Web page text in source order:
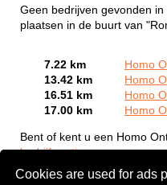
Cookies are used for ads
Geen bedrijven gevonden
plaatsen in de buurt van
7.22 km
Homo
13.42 km
Homo
16.51 km
Homo
17.00 km
Homo
Bent of kent u een Homo
bedrijf gratis aan